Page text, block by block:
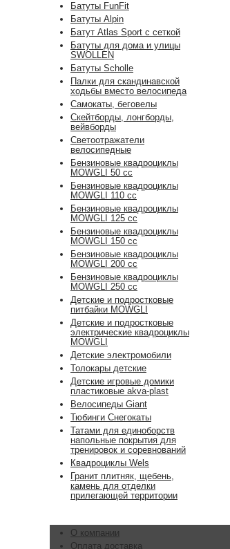
Батуты FunFit
Батуты Alpin
Батут Atlas Sport с сеткой
Батуты для дома и улицы
SWOLLEN
Батуты Scholle
Палки для скандинавской
ходьбы вместо велосипеда
Самокаты, беговелы
Скейтборды, лонгборды,
вейвборды
Светоотражатели
велосипедные
Бензиновые квадроциклы
MOWGLI 50 cc
Бензиновые квадроциклы
MOWGLI 110 cc
Бензиновые квадроциклы
MOWGLI 125 cc
Бензиновые квадроциклы
MOWGLI 150 cc
Бензиновые квадроциклы
MOWGLI 200 cc
Бензиновые квадроциклы
MOWGLI 250 cc
Детские и подростковые
питбайки MOWGLI
Детские и подростковые
электрические квадроциклы
MOWGLI
Детские электромобили
Толокары детские
Детские игровые домики
пластиковые akva-plast
Велосипеды Giant
Тюбинги Снегокаты
Татами для единоборств
напольные покрытия для
тренировок и соревнований
Квадроциклы Wels
Гранит плитняк, щебень,
камень для отделки
прилегающей территории
О компании
Оплата доставка